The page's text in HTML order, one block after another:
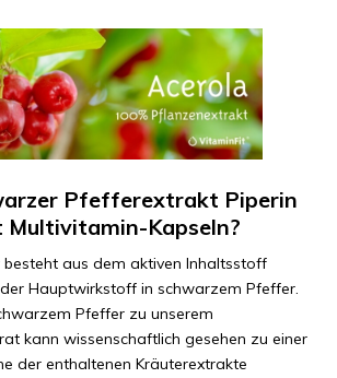
Pfefferextrakt Piperin
Kapseln?
aus dem aktiven Inhaltsstoff
Hauptwirkstoff in schwarzem Pfeffer.
Pfeffer zu unserem
kann wissenschaftlich gesehen zu einer
der enthaltenen Kräuterextrakte